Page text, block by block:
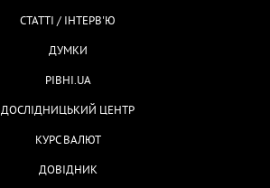
СТАТТІ / ІНТЕРВ'Ю
ДУМКИ
РІВНІ.UA
ДОСЛІДНИЦЬКИЙ ЦЕНТР
КУРС ВАЛЮТ
ДОВІДНИК